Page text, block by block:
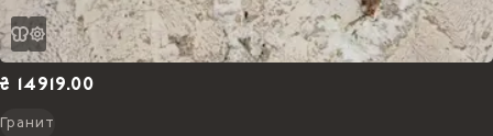
₴ 14919.00
Гранит